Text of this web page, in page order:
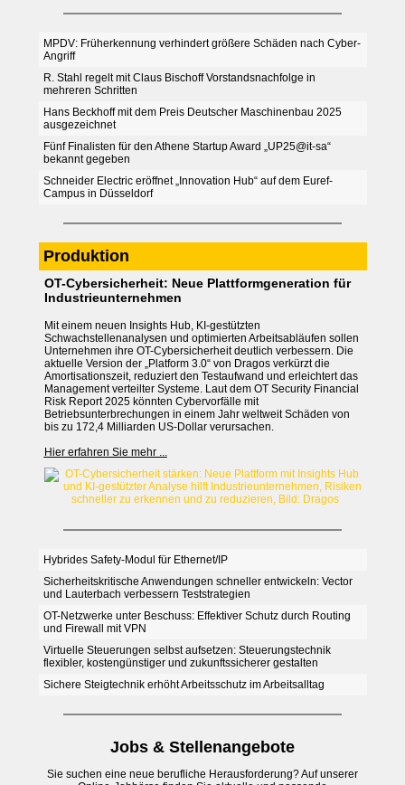
MPDV: Früherkennung verhindert größere Schäden nach Cyber-
Angriff
R. Stahl regelt mit Claus Bischoff Vorstandsnachfolge in
mehreren Schritten
Hans Beckhoff mit dem Preis Deutscher Maschinenbau 2025
ausgezeichnet
Fünf Finalisten für den Athene Startup Award „UP25@it-sa“
bekannt gegeben
Schneider Electric eröffnet „Innovation Hub“ auf dem Euref-
Campus in Düsseldorf
Produktion
OT-Cybersicherheit: Neue Plattformgeneration für
Industrieunternehmen
Mit einem neuen Insights Hub, KI-gestützten
Schwachstellenanalysen und optimierten Arbeitsabläufen sollen
Unternehmen ihre OT-Cybersicherheit deutlich verbessern. Die
aktuelle Version der „Platform 3.0“ von Dragos verkürzt die
Amortisationszeit, reduziert den Testaufwand und erleichtert das
Management verteilter Systeme. Laut dem OT Security Financial
Risk Report 2025 könnten Cybervorfälle mit
Betriebsunterbrechungen in einem Jahr weltweit Schäden von
bis zu 172,4 Milliarden US-Dollar verursachen.
Hier erfahren Sie mehr ...
Hybrides Safety-Modul für Ethernet/IP
Sicherheitskritische Anwendungen schneller entwickeln: Vector
und Lauterbach verbessern Teststrategien
OT-Netzwerke unter Beschuss: Effektiver Schutz durch Routing
und Firewall mit VPN
Virtuelle Steuerungen selbst aufsetzen: Steuerungstechnik
flexibler, kostengünstiger und zukunftssicherer gestalten
Sichere Steigtechnik erhöht Arbeitsschutz im Arbeitsalltag
Jobs & Stellenangebote
Sie suchen eine neue berufliche Herausforderung? Auf unserer